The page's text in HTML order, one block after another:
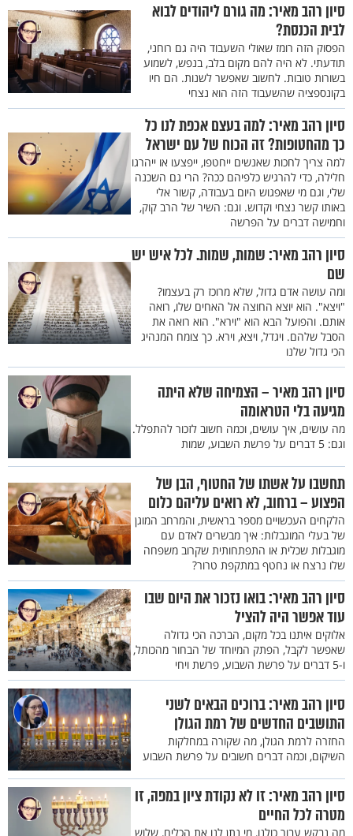
סיון רהב מאיר: מה גורם ליהודים לבוא
לבית הכנסת?
הפסוק הזה רומז שאולי השעבוד היה גם רוחני,
תודעתי. לא היה להם מקום בלב, בנפש, לשמוע
בשורות טובות. לחשוב שאפשר לשנות. הם חיו
בקונספציה שהשעבוד הזה הוא נצחי
סיון רהב מאיר: למה בעצם אכפת לנו כל
כך מהחטופות? זה הכוח של עם ישראל
למה צריך לחכות שאנשים ייחטפו, ייפצעו או ייהרגו
חלילה, כדי להרגיש כלפיהם ככה? הרי גם השכנה
שלי, וגם מי שאפגוש היום בעבודה, קשור אלי
באותו קשר נצחי וקדוש. וגם: השיר של הרב קוק,
וחמישה דברים על הפרשה
סיון רהב מאיר: שמות, שמות. לכל איש יש
שם
ומה עושה אדם גדול, שלא מרוכז רק בעצמו?
"ויצא". הוא יוצא החוצה אל האחים שלו, רואה
אותם. והפועל הבא הוא "וירא". הוא רואה את
הסבל שלהם. ויגדל, ויצא, וירא. כך צומח המנהיג
הכי גדול שלנו
סיון רהב מאיר – הצמיחה שלא היתה
מגיעה בלי הטראומה
מה עושים, איך עושים, וכמה חשוב לזכור להתפלל.
וגם: 5 דברים על פרשת השבוע, שמות
תחשבו על אשתו של החטוף, הבן של
הפצוע – ברחוב, לא רואים עליהם כלום
הלקחים העכשויים מספר בראשית, והמרחב המוגן
של בעלי המוגבלות: איך מבשרים לאדם עם
מוגבלות שכלית או התפתחותית שקרוב משפחה
שלו נרצח או נחטף במתקפת טרור?
סיון רהב מאיר: בואו נזכור את היום שבו
עוד אפשר היה להציל
אלוקים איתנו בכל מקום, הברכה הכי גדולה
שאפשר לקבל, הפתק המיוחד של הבחור מהכותל,
ו-5 דברים על פרשת השבוע, פרשת ויחי
סיון רהב מאיר: ברוכים הבאים לשני
התושבים החדשים של רמת הגולן
החזרה לרמת הגולן, מה שקורה במחלקות
השיקום, וכמה דברים חשובים על פרשת השבוע
סיון רהב מאיר: זו לא נקודת ציון במפה, זו
מטרה לכל החיים
מה נבקש עבור כולנו, מי נתן לנו את הכלים, שלוש